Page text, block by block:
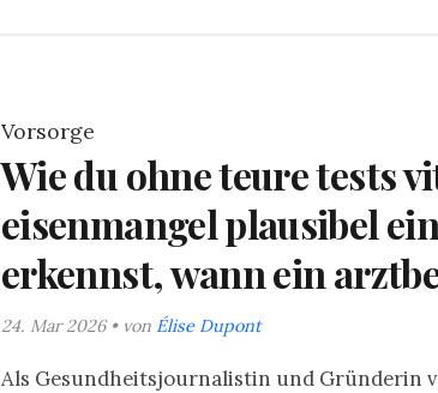
Vorsorge
Wie du ohne teure tests
eisenmangel plausibel
erkennst, wann ein
24. Mar 2026 • von Élise Dupont
Als Gesundheitsjournalistin und Gründerin